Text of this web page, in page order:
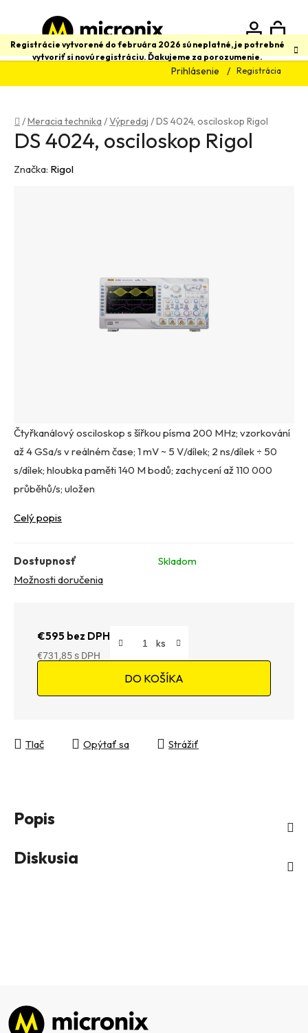
obsah
Registrácie vytvorené do februára 2026 sú neplatné, je potrebné
vytvoriť si novú registráciu. Ďakujeme za porozumenie.
Prihlásenie Registrácia
Hľadať
Domov
/Meracia technika /Výpredaj /DS 4024, osciloskop Rigol
Čtyřkanálový osciloskop s šířkou písma 200 MHz; vzorkování
až 4 GSa/s v reálném čase; 1 mV ~ 5 V/dílek; 2 ns/dílek ÷ 50
s/dílek; hloubka paměti 140 M bodů; zachycení až 110 000
průběhů/s; uložen
Celý popis
Dostupnosť
Skladom
Možnosti doručenia
€595 bez DPH
€731,85
DO KOŠÍKA
Tlač Opýtať sa Strážiť
DS 4024, osciloskop Rigol
Značka: Rigol
Popis
Diskusia
Zápätie